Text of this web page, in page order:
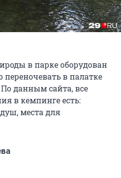
в парке оборудован
в палатке
данным сайта, все
в кемпинге есть:
места для